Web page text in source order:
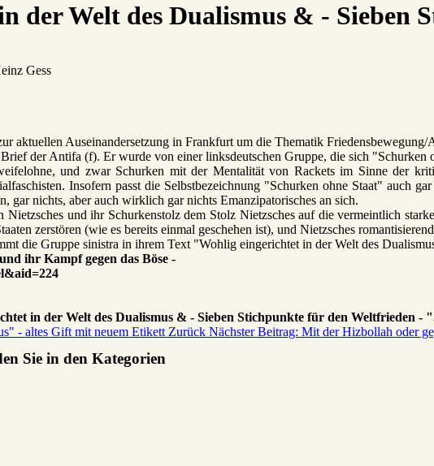
der Welt des Dualismus & - Sieben
Gess
aktuellen Auseinandersetzung in Frankfurt um die Thematik
der Antifa (f). Er wurde von einer linksdeutschen Gruppe, die sich "Schurken
und zwar Schurken mit der Mentalität von Rackets im Sinne der
Insofern passt die Selbstbezeichnung "Schurken ohne Staat" auch
gar nichts, aber auch wirklich gar nichts Emanzipatorisches an sich.
Nietzsches und ihr Schurkenstolz dem Stolz Nietzsches auf die vermeintlich
zerstören (wie es bereits einmal geschehen ist), und Nietzsches
die Gruppe sinistra in ihrem Text "Wohlig eingerichtet in der Welt des
ihr Kampf gegen das Böse -
in der Welt des Dualismus & - Sieben Stichpunkte für den Weltfrieden -
- altes Gift mit neuem Etikett Zurück Nächster Beitrag: Mit der Hizbollah oder
Sie in den Kategorien